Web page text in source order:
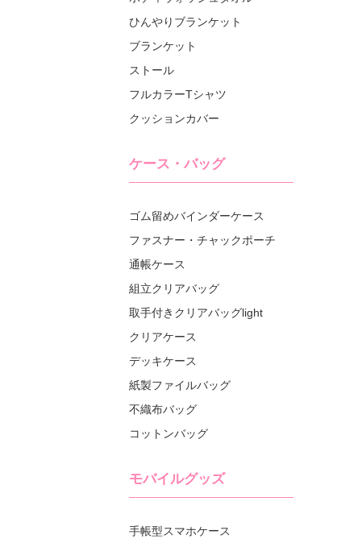
ひんやりブランケット
ブランケット
ストール
フルカラーTシャツ
クッションカバー
ケース・バッグ
ゴム留めバインダーケース
ファスナー・チャックポーチ
通帳ケース
組立クリアバッグ
取手付きクリアバッグlight
クリアケース
デッキケース
紙製ファイルバッグ
不織布バッグ
コットンバッグ
モバイルグッズ
手帳型スマホケース